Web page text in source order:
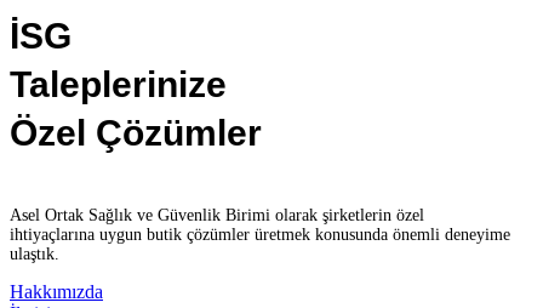
İSG
Taleplerinize
Özel Çözümler
Asel Ortak Sağlık ve Güvenlik Birimi olarak şirketlerin özel
ihtiyaçlarına uygun butik çözümler üretmek konusunda önemli deneyime
ulaştık.
Hakkımızda